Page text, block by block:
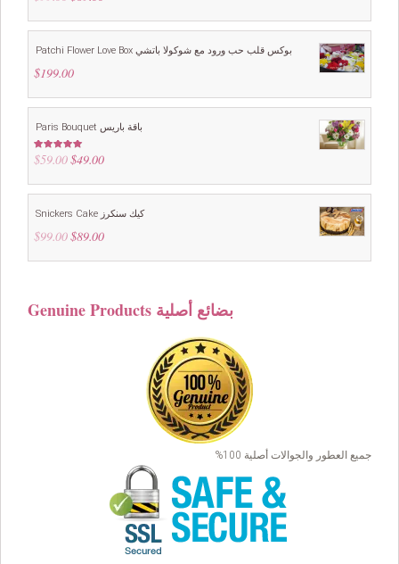
3.00
5
was:
is:
Patchi Flower Love Box بوكس قلب حب ورود مع شوكولا باتشي
$199.00
Paris Bouquet باقة باريس
Rated4.88
out of 5
$59.00 Original
was:
$49.00Current
is:
Snickers Cake كيك سنكرز
$99.00 Original
was:
$89.00Current
is:
Genuine Products بضائع أصلية
جميع العطور والجوالات أصلية 100%